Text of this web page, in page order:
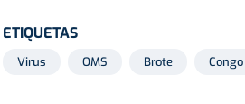
ETIQUETAS
Virus OMS Brote Congo